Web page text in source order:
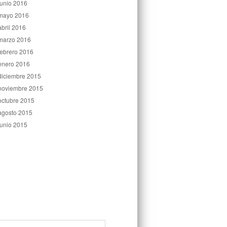
2016
2016
2016
2016
2016
2016
2015
2015
2015
2015
2015